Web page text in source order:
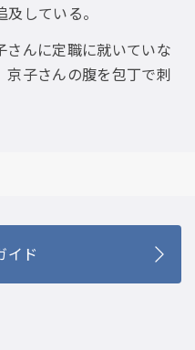
している。
んに定職に就いていな
京子さんの腹を包丁で刺
イド